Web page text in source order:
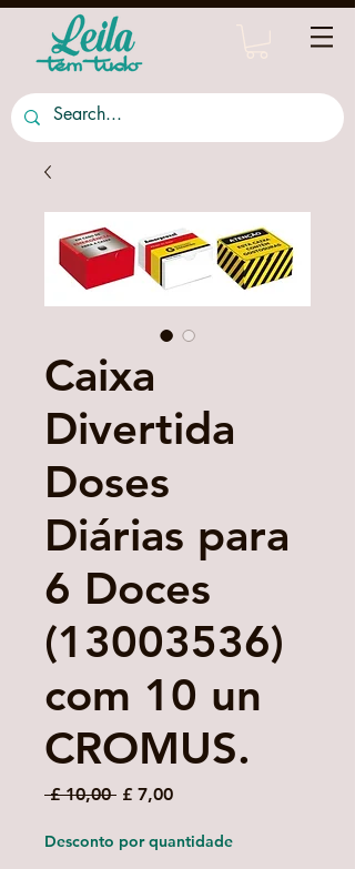
Caixa
Divertida
Doses
Diárias para
6 Doces
(13003536)
com 10 un
CROMUS.
£ 10,00 Preço
£ 7,00Preço
Desconto por quantidade